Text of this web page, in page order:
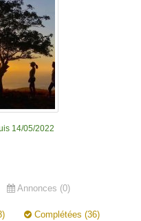
14/05/2022
Annonces (0)
Complétées (36)